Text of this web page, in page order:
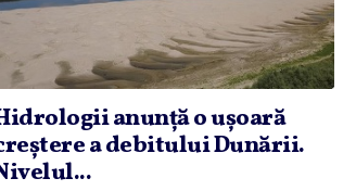
anunţă o uşoară
a debitului Dunării.